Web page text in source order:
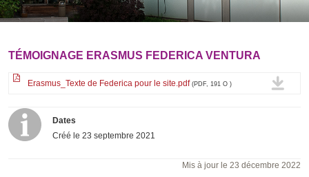
TÉMOIGNAGE ERASMUS FEDERICA VENTURA
Erasmus_Texte de Federica pour le site.pdf (PDF, 191 O )
Dates
Créé le 23 septembre 2021
Mis à jour le 23 décembre 2022